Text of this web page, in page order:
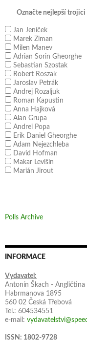
Označte nejlepší trojici
Jan Jeníček
Marek Ziman
Milen Manev
Adrian Sorin Gheorghe
Sebastian Szostak
Robert Roszak
Jaroslav Petrák
Andrej Rozaljuk
Roman Kapustin
Anna Hajková
Alan Grupa
Andrei Popa
Erik Daniel Gheorghe
Adam Nejezchleba
David Hofman
Makar Levišin
Marián Jirout
Polls Archive
INFORMACE
Vydavatel:
Antonín Škach - Angličtina
Habrmanova 1895
560 02 Česká Třebová
Tel.: 604534551
e-mail:
ISSN: 1802-9728